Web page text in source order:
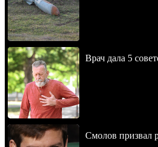
Врач дала 5
Смолов призвал